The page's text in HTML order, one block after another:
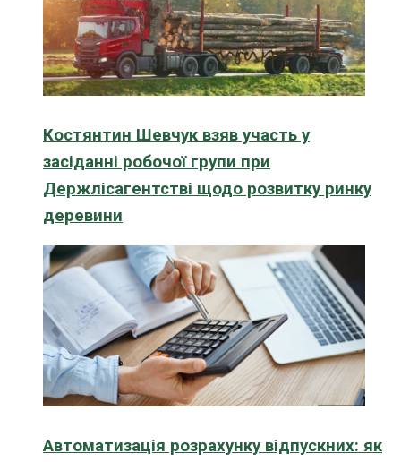
Костянтин Шевчук взяв участь у
засіданні робочої групи при
Держлісагентстві щодо розвитку ринку
деревини
Автоматизація розрахунку відпускних: як